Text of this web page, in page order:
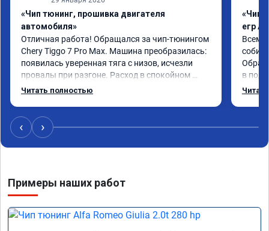
«Чип тюнинг, прошивка двигателя
автомобиля»
Отличная работа! Обращался за чип-тюнингом
Chery Tiggo 7 Pro Max. Машина преобразилась:
появилась уверенная тяга с низов, исчезли
провалы при разгоне. Расход в спокойном
режиме даже немного снизился. Все сделали
Читать полностью
«Чип
егр
Всем
в
‹ ›
Примеры наших работ